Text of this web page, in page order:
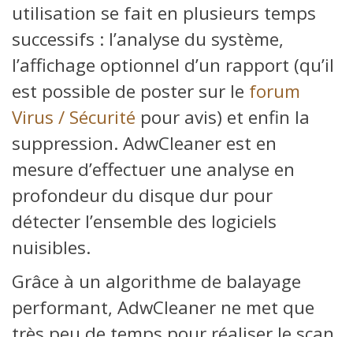
utilisation se fait en plusieurs temps
successifs : l’analyse du système,
l’affichage optionnel d’un rapport (qu’il
est possible de poster sur le forum
Virus / Sécurité pour avis) et enfin la
suppression. AdwCleaner est en
mesure d’effectuer une analyse en
profondeur du disque dur pour
détecter l’ensemble des logiciels
nuisibles.
Grâce à un algorithme de balayage
performant, AdwCleaner ne met que